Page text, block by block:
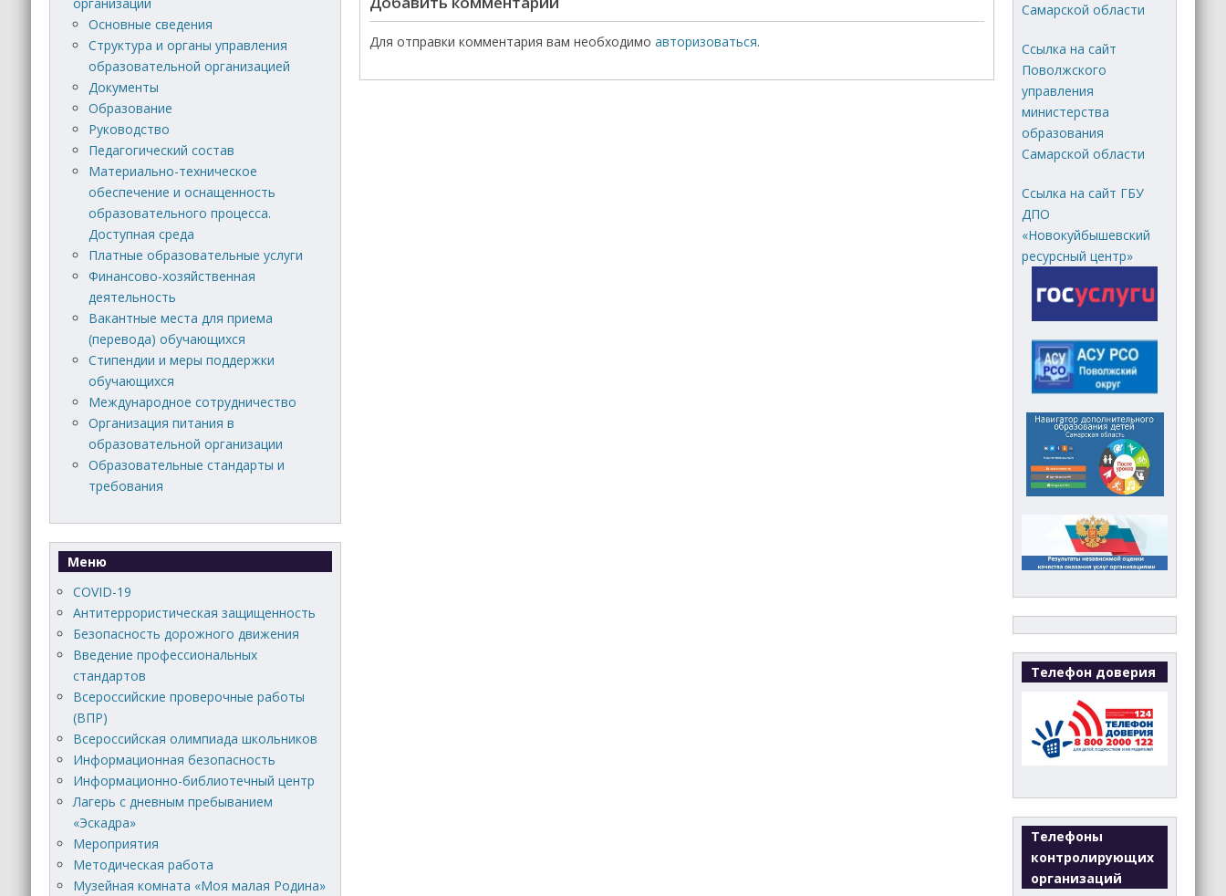
Для отправки комментария вам необходимо авторизоваться.
Основные сведения
Структура и органы управления
образовательной организацией
Документы
Образование
Руководство
Педагогический состав
Материально-техническое
обеспечение и оснащенность
образовательного процесса.
Доступная среда
Платные образовательные услуги
Финансово-хозяйственная
деятельность
Вакантные места для приема
(перевода) обучающихся
Стипендии и меры поддержки
обучающихся
Международное сотрудничество
Организация питания в
образовательной организации
Образовательные стандарты и
требования
Меню
COVID-19
Антитеррористическая защищенность
Безопасность дорожного движения
Введение профессиональных
стандартов
Всероссийские проверочные работы
(ВПР)
Всероссийская олимпиада школьников
Информационная безопасность
Информационно-библиотечный центр
Лагерь с дневным пребыванием
«Эскадра»
Мероприятия
Методическая работа
Музейная комната «Моя малая Родина»
Самарской области
Ссылка на сайт
Поволжского
управления
министерства
образования
Самарской области
Ссылка на сайт ГБУ
ДПО
«Новокуйбышевский
ресурсный центр»
Телефон доверия
Телефоны
контролирующих
организаций